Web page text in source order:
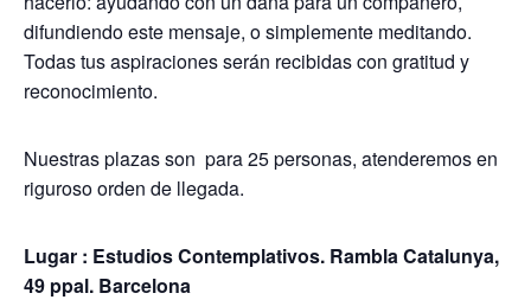
difundiendo este mensaje, o simplemente meditando.
Todas tus aspiraciones serán recibidas con gratitud y
reconocimiento.
Nuestras plazas son para 25 personas, atenderemos en
riguroso orden de llegada.
Lugar : Estudios Contemplativos. Rambla Catalunya,
49 ppal. Barcelona